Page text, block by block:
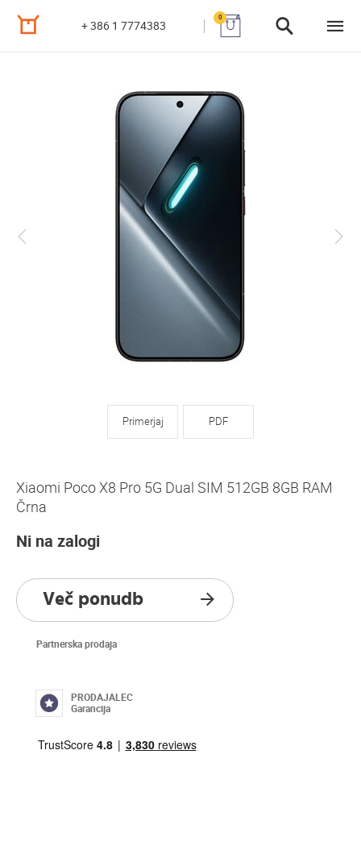
+ 386 1 7774383
0
Primerjaj PDF
Xiaomi Poco X8 Pro 5G Dual SIM 512GB 8GB RAM
Črna
Ni na zalogi
Več ponudb
Partnerska prodaja
PRODAJALEC
Garancija